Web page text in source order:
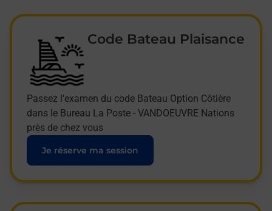
Code Bateau Plaisance
Passez l'examen du code Bateau Option Côtière
dans le Bureau La Poste - VANDOEUVRE Nations
près de chez vous
Je réserve ma session